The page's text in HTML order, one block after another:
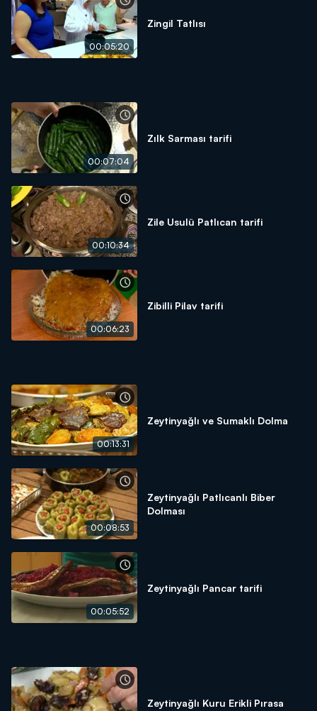
00:05:20
Zingil Tatlısı
00:07:04
Zılk Sarması tarifi
00:10:34
Zile Usulü Patlıcan tarifi
00:06:23
Zibilli Pilav tarifi
00:13:31
Zeytinyağlı ve Sumaklı Dolma
00:08:53
Zeytinyağlı Patlıcanlı Biber
Dolması
00:05:52
Zeytinyağlı Pancar tarifi
Zeytinyağlı Kuru Erikli Pırasa